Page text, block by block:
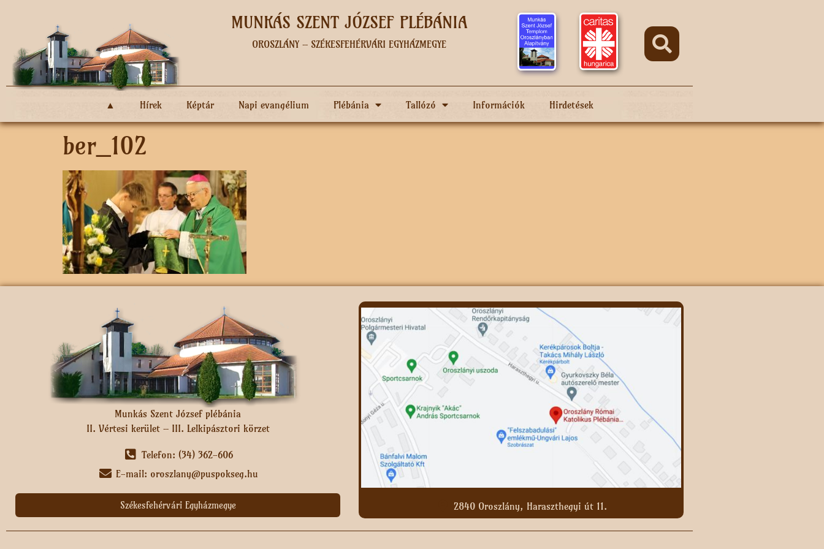
MUNKÁS SZENT JÓZSEF PLÉBÁNIA
OROSZLÁNY – SZÉKESFEHÉRVÁRI EGYHÁZMEGYE
▲ Hírek Képtár Napi evangélium Plébánia Tallózó Információk Hirdetések
ber_102
Munkás Szent József plébánia
II. Vértesi kerület – III. Lelkipásztori körzet
Telefon: (34) 362-606
E-mail: oroszlany@puspokseg.hu
Székesfehérvári Egyházmegye 2840 Oroszlány, Haraszthegyi út 11.